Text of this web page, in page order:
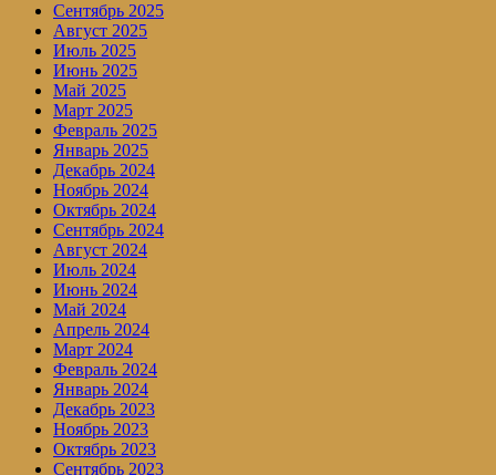
Сентябрь 2025
Август 2025
Июль 2025
Июнь 2025
Май 2025
Март 2025
Февраль 2025
Январь 2025
Декабрь 2024
Ноябрь 2024
Октябрь 2024
Сентябрь 2024
Август 2024
Июль 2024
Июнь 2024
Май 2024
Апрель 2024
Март 2024
Февраль 2024
Январь 2024
Декабрь 2023
Ноябрь 2023
Октябрь 2023
Сентябрь 2023